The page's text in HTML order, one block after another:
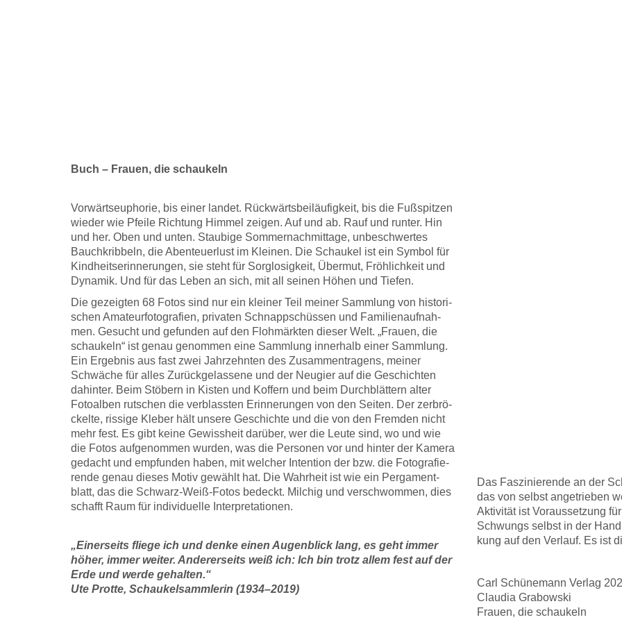
Buch – Frau­en, die schau­keln
Vor­wärts­eu­pho­rie, bis einer lan­det. Rück­wärts­bei­läu­fig­keit, bis die Fuß­spit­zen
wie­der wie Pfei­le Rich­tung Him­mel zei­gen. Auf und ab. Rauf und run­ter. Hin
und her. Oben und unten. Stau­bi­ge Som­mer­nach­mit­ta­ge, unbe­schwer­tes
Bauch­krib­beln, die Aben­teu­er­lust im Klei­nen. Die Schau­kel ist ein Sym­bol für
Kind­heits­er­in­ne­run­gen, sie steht für Sorg­lo­sig­keit, Über­mut, Fröh­lich­keit und
Dyna­mik. Und für das Leben an sich, mit all sei­nen Höhen und Tie­fen.
Die gezeig­ten 68 Fotos sind nur ein klei­ner Teil mei­ner Samm­lung von his­to­ri­
schen Ama­teur­fo­to­gra­fien, pri­va­ten Schnapp­schüs­sen und Fami­li­en­auf­nah­
men. Gesucht und gefun­den auf den Floh­märk­ten die­ser Welt. „Frau­en, die
schau­keln“ ist genau genom­men eine Samm­lung inner­halb einer Samm­lung.
Ein Ergeb­nis aus fast zwei Jahr­zehn­ten des Zusam­men­tra­gens, mei­ner
Schwä­che für alles Zurück­ge­las­se­ne und der Neu­gier auf die Geschich­ten
dahin­ter. Beim Stö­bern in Kis­ten und Kof­fern und beim Durch­blät­tern alter
Foto­al­ben rut­schen die ver­blass­ten Erin­ne­run­gen von den Sei­ten. Der zer­brö­
ckel­te, ris­si­ge Kle­ber hält unse­re Geschich­te und die von den Frem­den nicht
mehr fest. Es gibt kei­ne Gewiss­heit dar­über, wer die Leu­te sind, wo und wie
die Fotos auf­ge­nom­men wur­den, was die Per­so­nen vor und hin­ter der Kame­ra
gedacht und emp­fun­den haben, mit wel­cher Inten­ti­on der bzw. die Foto­gra­fie­
ren­de genau die­ses Motiv gewählt hat. Die Wahr­heit ist wie ein Per­ga­ment­
blatt, das die Schwarz-Weiß-Fotos bedeckt. Mil­chig und ver­schwom­men, dies
schafft Raum für indi­vi­du­el­le Inter­pre­ta­tio­nen.
„Einer­seits flie­ge ich und den­ke einen Augen­blick lang, es geht immer
höher, immer wei­ter. Ande­rer­seits weiß ich: Ich bin trotz allem fest auf der
Erde und wer­de gehal­ten.“
Ute Prot­te, Schau­kel­samm­le­rin (1934–2019)
Das Fas­zi­nie­ren­de an der
das von selbst ange­trie­ben
Akti­vi­tät ist Vor­aus­set­zung
Schwungs selbst in der
kung auf den Ver­lauf. Es ist
Carl Schü­ne­mann Ver­lag
Clau­dia Gra­bow­ski
Frau­en, die schau­keln